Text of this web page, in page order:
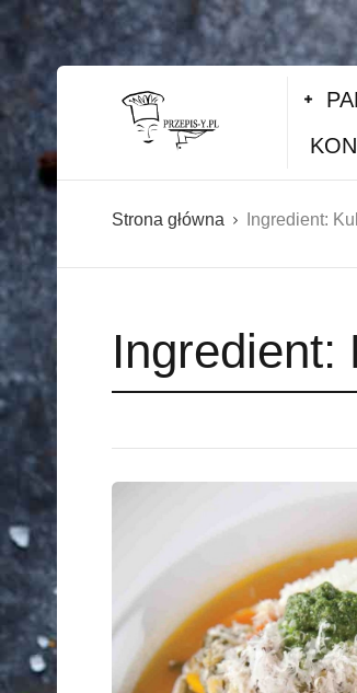
Strona główna Ingredient:
Ingredient: